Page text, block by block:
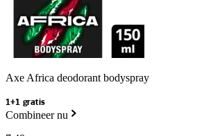
Axe Africa deodorant bodyspray
1+1 gratis
Combineer nu